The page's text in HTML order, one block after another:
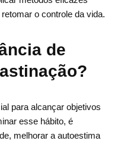
o controle da vida.
de
para alcançar objetivos
esse hábito, é
melhorar a autoestima